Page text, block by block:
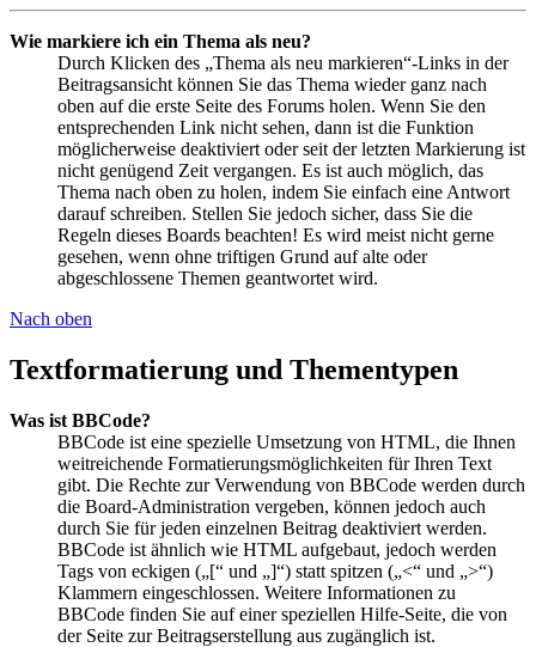
Wie markiere ich ein Thema als neu?
Durch Klicken des „Thema als neu markieren“-Links in der
Beitragsansicht können Sie das Thema wieder ganz nach
oben auf die erste Seite des Forums holen. Wenn Sie den
entsprechenden Link nicht sehen, dann ist die Funktion
möglicherweise deaktiviert oder seit der letzten Markierung ist
nicht genügend Zeit vergangen. Es ist auch möglich, das
Thema nach oben zu holen, indem Sie einfach eine Antwort
darauf schreiben. Stellen Sie jedoch sicher, dass Sie die
Regeln dieses Boards beachten! Es wird meist nicht gerne
gesehen, wenn ohne triftigen Grund auf alte oder
abgeschlossene Themen geantwortet wird.
Nach oben
Textformatierung und Thementypen
Was ist BBCode?
BBCode ist eine spezielle Umsetzung von HTML, die Ihnen
weitreichende Formatierungsmöglichkeiten für Ihren Text
gibt. Die Rechte zur Verwendung von BBCode werden durch
die Board-Administration vergeben, können jedoch auch
durch Sie für jeden einzelnen Beitrag deaktiviert werden.
BBCode ist ähnlich wie HTML aufgebaut, jedoch werden
Tags von eckigen („[“ und „]“) statt spitzen („<“ und „>“)
Klammern eingeschlossen. Weitere Informationen zu
BBCode finden Sie auf einer speziellen Hilfe-Seite, die von
der Seite zur Beitragserstellung aus zugänglich ist.